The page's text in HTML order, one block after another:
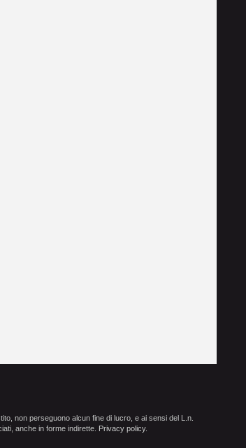
non perseguono alcun fine di lucro, e ai sensi del L.n.
anche in forme indirette. Privacy policy.